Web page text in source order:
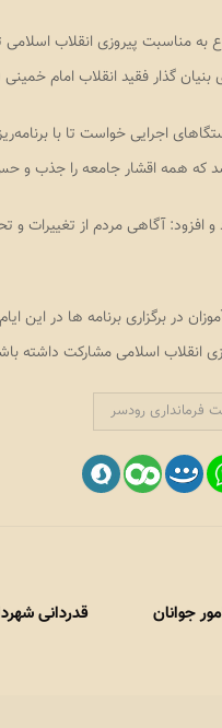
به مناسبت پیروزی انقلاب
گذار فقید انقلاب امام
اجرایی خواست تا با
که همه اقشار جامعه را جذب
و افزود: آگاهی مردم از تغییرات
در برگزاری برنامه ها در این
انقلاب اسلامی مشارکت داشته
فرمانداری رودسر
جوانان
قدردانی